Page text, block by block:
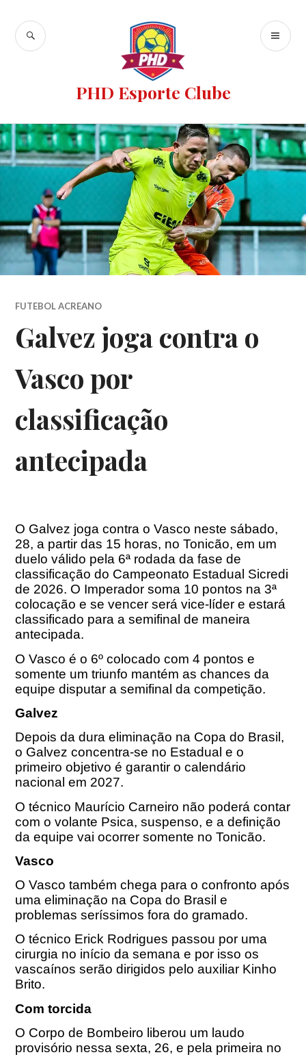
PHD Esporte Clube
FUTEBOL ACREANO
Galvez joga contra o
Vasco por
classificação
antecipada
O Galvez joga contra o Vasco neste sábado,
28, a partir das 15 horas, no Tonicão, em um
duelo válido pela 6ª rodada da fase de
classificação do Campeonato Estadual Sicredi
de 2026. O Imperador soma 10 pontos na 3ª
colocação e se vencer será vice-líder e estará
classificado para a semifinal de maneira
antecipada.
O Vasco é o 6º colocado com 4 pontos e
somente um triunfo mantém as chances da
equipe disputar a semifinal da competição.
Galvez
Depois da dura eliminação na Copa do Brasil,
o Galvez concentra-se no Estadual e o
primeiro objetivo é garantir o calendário
nacional em 2027.
O técnico Maurício Carneiro não poderá contar
com o volante Psica, suspenso, e a definição
da equipe vai ocorrer somente no Tonicão.
Vasco
O Vasco também chega para o confronto após
uma eliminação na Copa do Brasil e
problemas seríssimos fora do gramado.
O técnico Erick Rodrigues passou por uma
cirurgia no início da semana e por isso os
vascaínos serão dirigidos pelo auxiliar Kinho
Brito.
Com torcida
O Corpo de Bombeiro liberou um laudo
provisório nessa sexta, 26, e pela primeira no